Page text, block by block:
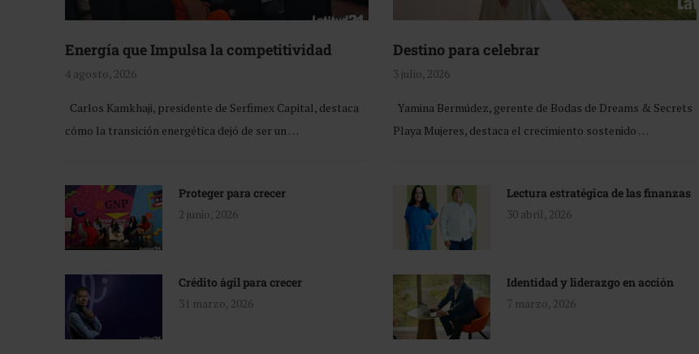
Energía que Impulsa la competitividad
4 agosto, 2026
Carlos Kamkhaji, presidente de Serfimex Capital, destaca
cómo la transición energética dejó de ser un …
Destino para celebrar
3 julio, 2026
Yamina Bermúdez, gerente de Bodas de Dreams & Secrets
Playa Mujeres, destaca el crecimiento sostenido …
Proteger para crecer
2 junio, 2026
Lectura estratégica de las finanzas
30 abril, 2026
Crédito ágil para crecer
31 marzo, 2026
Identidad y liderazgo en acción
7 marzo, 2026